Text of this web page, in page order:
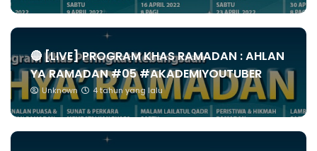
🔴 [LIVE] PROGRAM KHAS RAMADAN : AHLAN
YA RAMADAN #05 #AKADEMIYOUTUBER
Unknown 4 tahun yang lalu